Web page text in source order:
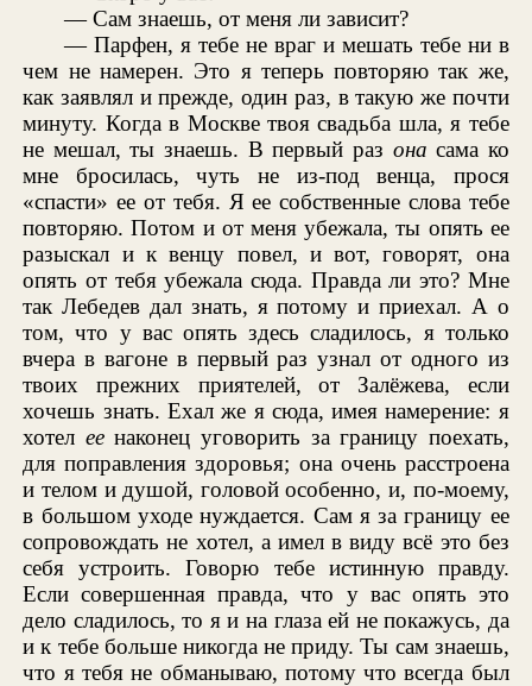
— Сам знаешь, от меня ли зависит?
— Парфен, я тебе не враг и мешать тебе ни в
чем не намерен. Это я теперь повторяю так же,
как заявлял и прежде, один раз, в такую же почти
минуту. Когда в Москве твоя свадьба шла, я тебе
не мешал, ты знаешь. В первый раз она сама ко
мне бросилась, чуть не из-под венца, прося
«спасти» ее от тебя. Я ее собственные слова тебе
повторяю. Потом и от меня убежала, ты опять ее
разыскал и к венцу повел, и вот, говорят, она
опять от тебя убежала сюда. Правда ли это? Мне
так Лебедев дал знать, я потому и приехал. А о
том, что у вас опять здесь сладилось, я только
вчера в вагоне в первый раз узнал от одного из
твоих прежних приятелей, от Залёжева, если
хочешь знать. Ехал же я сюда, имея намерение: я
хотел еенаконец уговорить за границу поехать,
для поправления здоровья; она очень расстроена
и телом и душой, головой особенно, и, по-моему,
в большом уходе нуждается. Сам я за границу ее
сопровождать не хотел, а имел в виду всё это без
себя устроить. Говорю тебе истинную правду.
Если совершенная правда, что у вас опять это
дело сладилось, то я и на глаза ей не покажусь, да
и к тебе больше никогда не приду. Ты сам знаешь,
что я тебя не обманываю, потому что всегда был